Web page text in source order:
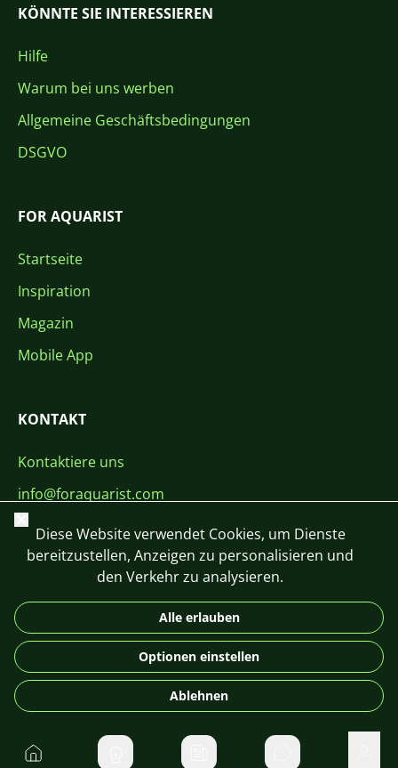
KÖNNTE SIE INTERESSIEREN
Hilfe
Warum bei uns werben
Allgemeine Geschäftsbedingungen
DSGVO
FOR AQUARIST
Startseite
Inspiration
Magazin
Mobile App
KONTAKT
Kontaktiere uns
info@foraquarist.com
+420 603 449 602
DE
© 2026 For Aquarist
Startseite
Schließen
Diese Website verwendet Cookies, um Dienste
bereitzustellen, Anzeigen zu personalisieren und
den Verkehr zu analysieren.
Alle erlauben
Optionen einstellen
Ablehnen